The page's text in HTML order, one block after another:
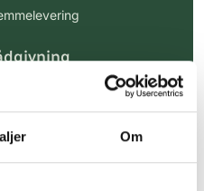
Om
(30 min. i Kbh)